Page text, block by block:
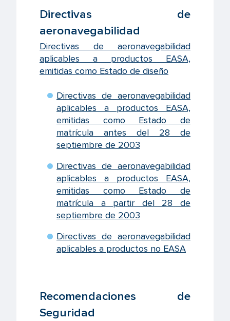
Directivas de
aeronavegabilidad
Directivas de aeronavegabilidad
aplicables a productos EASA,
emitidas como Estado de diseño
Directivas de aeronavegabilidad
aplicables a productos EASA,
emitidas como Estado de
matrícula antes del 28 de
septiembre de 2003
Directivas de aeronavegabilidad
aplicables a productos EASA,
emitidas como Estado de
matrícula a partir del 28 de
septiembre de 2003
Directivas de aeronavegabilidad
aplicables a productos no EASA
Recomendaciones de
Seguridad